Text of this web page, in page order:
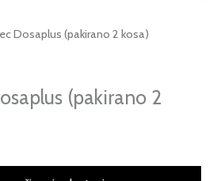
Dosaplus (pakirano 2 kosa)
(pakirano 2